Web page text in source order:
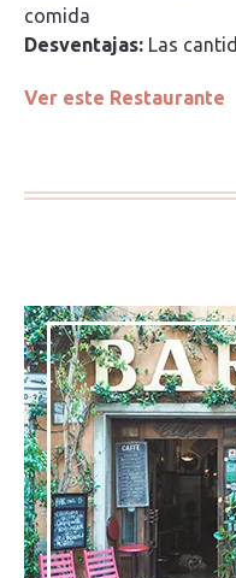
comida
Desventajas: Las
Ver este Restaurante